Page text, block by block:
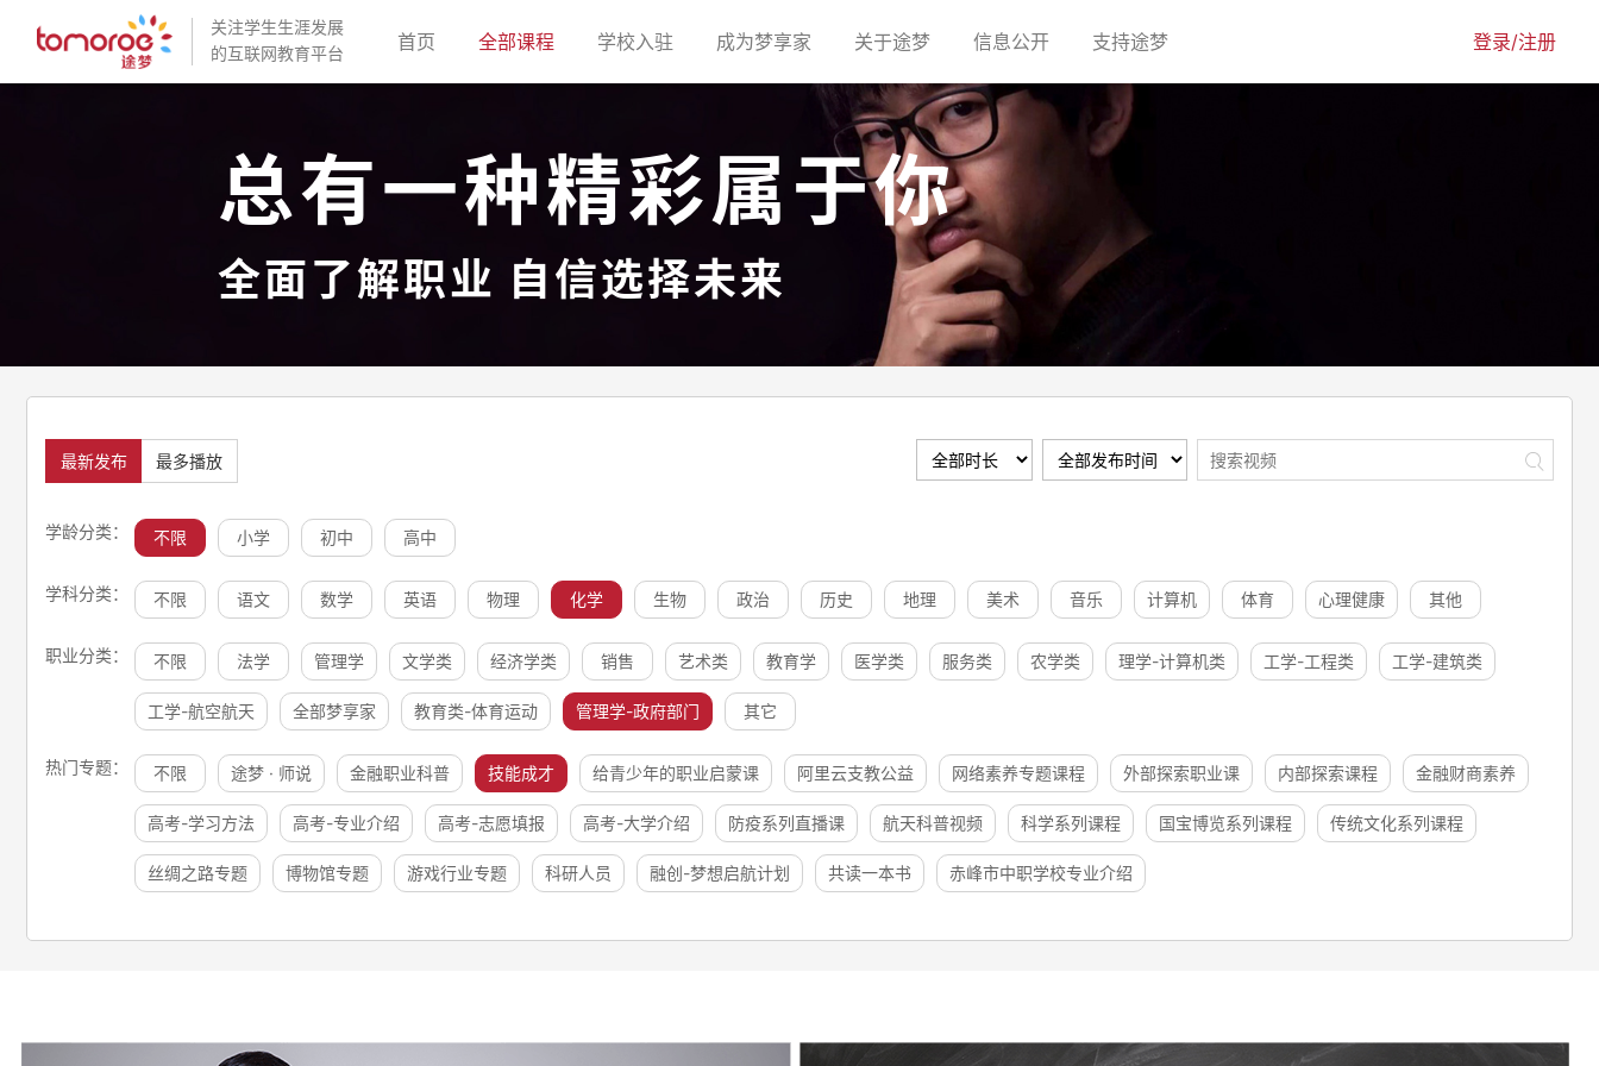
关注学生生涯发展
的互联网教育平台
首页(current)全部课程(current)学校入驻(current)成为梦享家(current)关于途梦(current)信息公开(current)支持途梦(current) 登录/注册
总有一种精彩属于你
全面了解职业 自信选择未来
最新发布 最多播放
学龄分类： 不限 小学 初中 高中
学科分类： 不限 语文 数学 英语 物理 化学 生物 政治 历史 地理 美术 音乐 计算机 体育 心理健康 其他
职业分类： 不限 法学 管理学 文学类 经济学类 销售 艺术类 教育学 医学类 服务类 农学类 理学-计算机类 工学-工程类 工学-建筑类
工学-航空航天 全部梦享家 教育类-体育运动 管理学-政府部门 其它
热门专题： 不限 途梦 · 师说 金融职业科普 技能成才 给青少年的职业启蒙课 阿里云支教公益 网络素养专题课程 外部探索职业课 内部探索课程 金融财商素养
高考-学习方法 高考-专业介绍 高考-志愿填报 高考-大学介绍 防疫系列直播课 航天科普视频 科学系列课程 国宝博览系列课程 传统文化系列课程
丝绸之路专题 博物馆专题 游戏行业专题 科研人员 融创-梦想启航计划 共读一本书 赤峰市中职学校专业介绍